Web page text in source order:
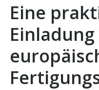
Eine